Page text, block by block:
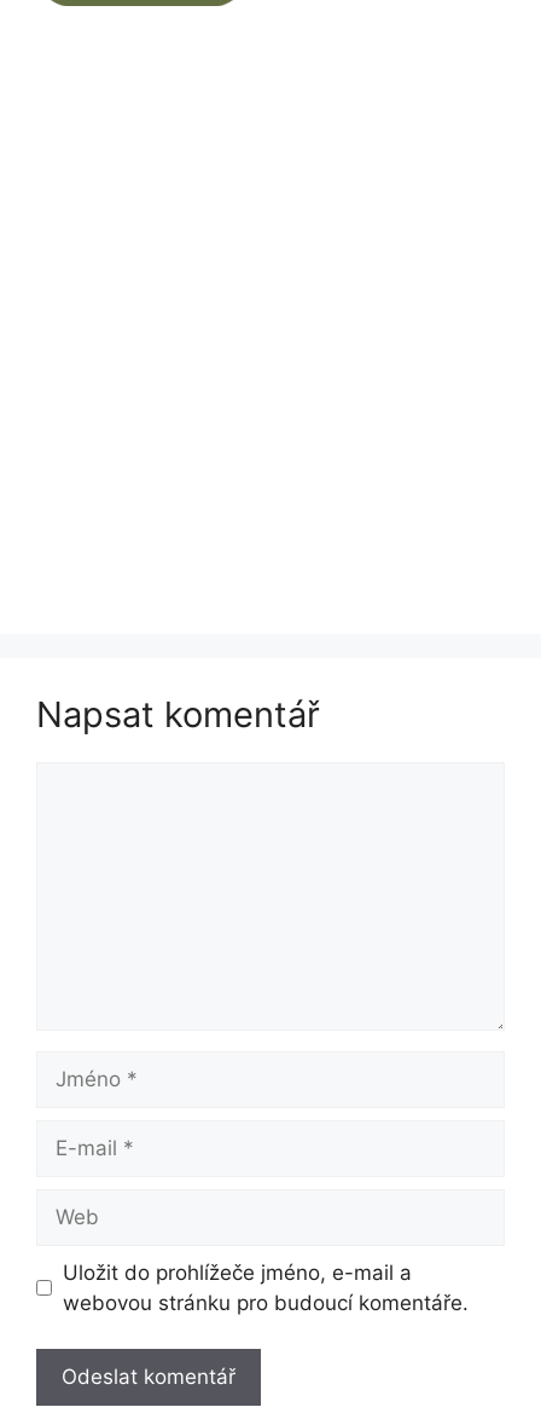
Napsat komentář
Jméno
mail
Uložit do prohlížeče jméno, e-mail a
webovou stránku pro budoucí komentáře.